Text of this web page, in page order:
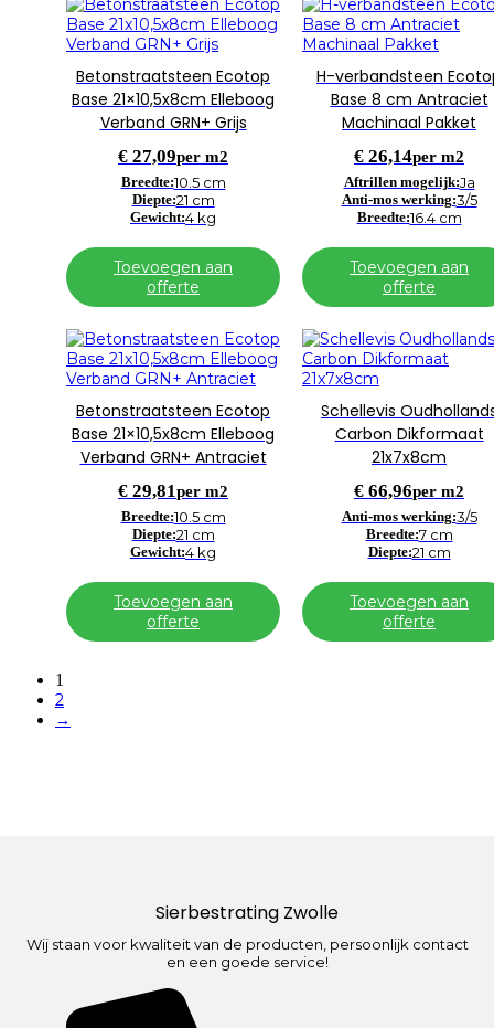
Betonstraatsteen Ecotop
Base 21×10,5x8cm Elleboog
Verband GRN+ Grijs
€ 27,09per m2
Breedte:10.5 cm
Diepte:21 cm
Gewicht:4 kg
Toevoegen aan
offerte
H-verbandsteen
Base 8 cm Antraciet
Machinaal Pakket
€ 26,14per m2
Aftrillen mogelijk:Ja
Anti-mos werking:3/5
Breedte:16.4 cm
Toevoegen aan
offerte
Betonstraatsteen Ecotop
Base 21×10,5x8cm Elleboog
Verband GRN+ Antraciet
€ 29,81per m2
Breedte:10.5 cm
Diepte:21 cm
Gewicht:4 kg
Toevoegen aan
offerte
Schellevis
Carbon Dikformaat
21x7x8cm
€ 66,96per m2
Anti-mos werking:3/5
Breedte:7 cm
Diepte:21 cm
Toevoegen aan
offerte
1
2
→
Sierbestrating Zwolle
Wij staan voor kwaliteit van de producten, persoonlijk contact
en een goede service!